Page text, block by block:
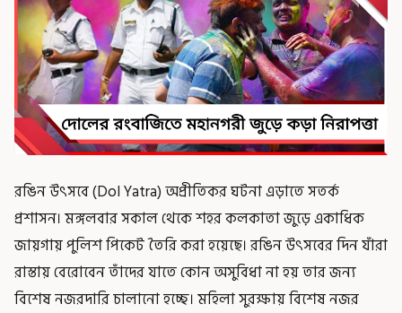
রঙিন উৎসবে (Dol Yatra) অপ্রীতিকর ঘটনা এড়াতে সতর্ক
প্রশাসন। মঙ্গলবার সকাল থেকে শহর কলকাতা জুড়ে একাধিক
জায়গায় পুলিশ পিকেট তৈরি করা হয়েছে। রঙিন উৎসবের দিন যাঁরা
রাস্তায় বেরোবেন তাঁদের যাতে কোন অসুবিধা না হয় তার জন্য
বিশেষ নজরদারি চালানো হচ্ছে। মহিলা সুরক্ষায় বিশেষ নজর